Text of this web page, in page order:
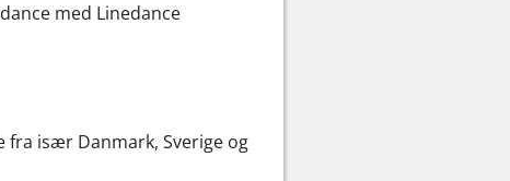
med Linedance
fra især Danmark, Sverige og